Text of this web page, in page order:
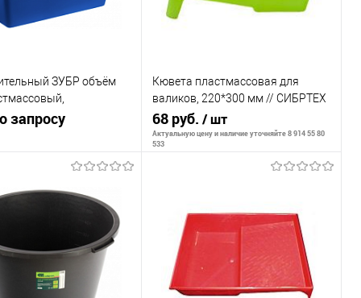
ЗУБР объём
48х78х29см
запросу
Недоступно
Кювета пластмассовая для
валиков, 220*300 мм // СИБРТЕХ
/Россия
68 руб./ шт
Актуальную цену и наличие уточняйте 8 914 55 80
533
К сравнению
В избранное
Недоступно